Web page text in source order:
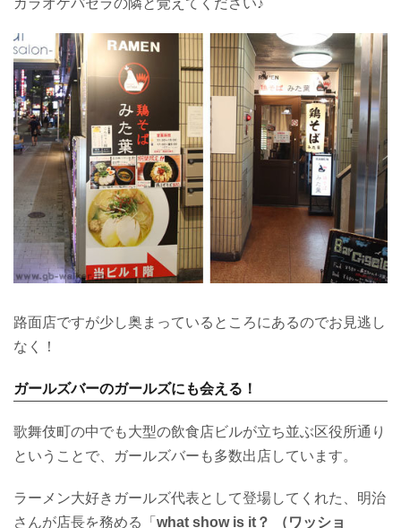
カラオケパセラの隣と覚えてください♪
路面店ですが少し奥まっているところにあるのでお見逃し
なく！
ガールズバーのガールズにも会える！
歌舞伎町の中でも大型の飲食店ビルが立ち並ぶ区役所通り
ということで、ガールズバーも多数出店しています。
ラーメン大好きガールズ代表として登場してくれた、明治
さんが店長を務める「 what show is it？ （ワッショ